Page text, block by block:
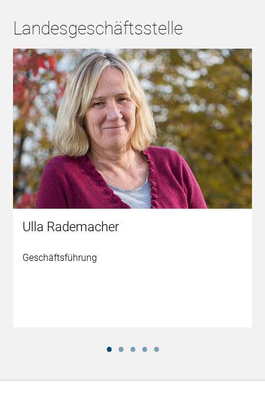
Landesgeschäftsstelle
Ulla Rademacher
Geschäftsführung